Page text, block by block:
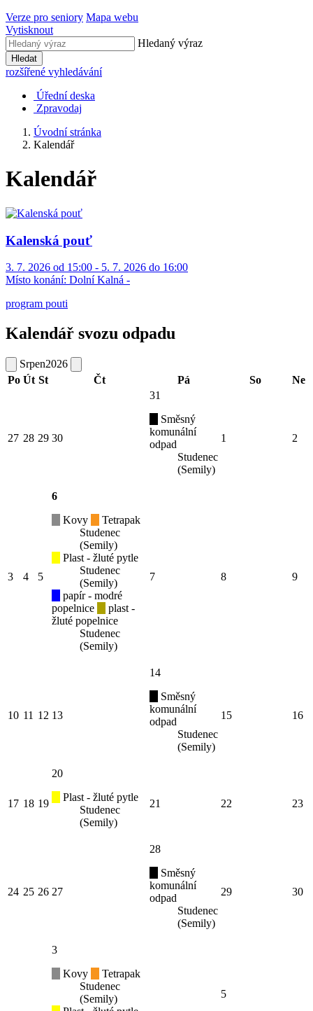
Verze pro seniory Mapa webu
Vytisknout
Hledaný výraz
Hledat
rozšířené vyhledávání
Úřední deska
Zpravodaj
Úvodní stránka
Kalendář
Kalendář
Kalenská pouť
3. 7. 2026 od 15:00 - 5. 7. 2026 do 16:00
Místo konání: Dolní Kalná -
program pouti
Kalendář svozu odpadu
Srpen2026
Po Út St Čt Pá So Ne
27 28 29 30
31
Směsný
komunální
odpad
Studenec
(Semily)
1 2
3 4 5
6
Kovy
Tetrapak
Studenec
(Semily)
Plast - žluté pytle
Studenec
(Semily)
papír - modré
popelnice
plast -
žluté popelnice
Studenec
(Semily)
7 8 9
10 11 12 13
14
Směsný
komunální
odpad
Studenec
(Semily)
15 16
17 18 19
20
Plast - žluté pytle
Studenec
(Semily)
21 22 23
24 25 26 27
28
Směsný
komunální
odpad
Studenec
(Semily)
29 30
3
Kovy
Tetrapak
Studenec
(Semily)
5